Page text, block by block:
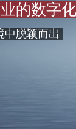
的数字
中脱颖而出